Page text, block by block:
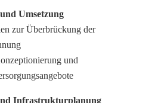
Umsetzung
zur Überbrückung der
und
Infrastrukturplanung